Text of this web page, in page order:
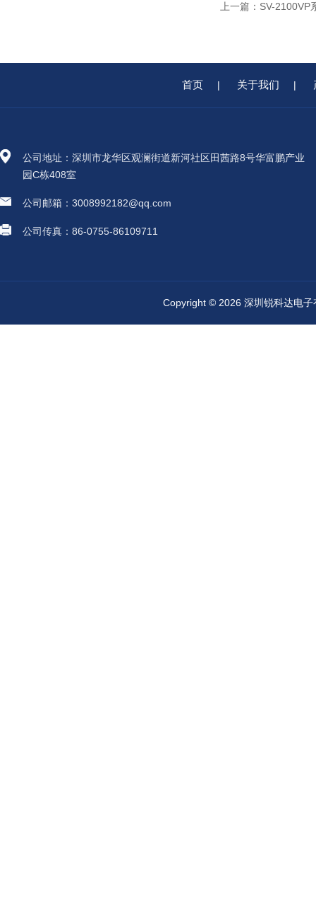
上一篇： SV-2100VP
首页 | 关于我们 |
公司地址：深圳市龙华区观澜街道新河社区田茜路8号华富鹏产业
园C栋408室
公司邮箱：3008992182@qq.com
公司传真：86-0755-86109711
Copyright © 2026 深圳锐科达电